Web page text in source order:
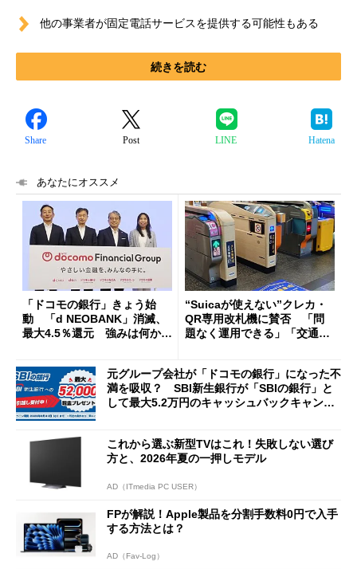
他の事業者が固定電話サービスを提供する可能性もある
続きを読む
Share Post LINE Hatena
あなたにオススメ
「ドコモの銀行」きょう始
動 「d NEOBANK」消滅、
最大4.5％還元 強みは何か解
“Suicaが使えない”クレカ・
QR専用改札機に賛否 「問
題なく運用できる」「交通系I
元グループ会社が「ドコモの銀行」になった不
満を吸収？ SBI新生銀行が「SBIの銀行」と
して最大5.2万円のキャッシュバックキャンペ
これから選ぶ新型TVはこれ！失敗しない選び
方と、2026年夏の一押しモデル
AD（ITmedia PC USER）
FPが解説！Apple製品を分割手数料0円で入手
する方法とは？
AD（Fav-Log）